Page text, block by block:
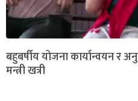
बहुबर्षीय योजना कार्यान्वयन र
मन्त्री खत्री